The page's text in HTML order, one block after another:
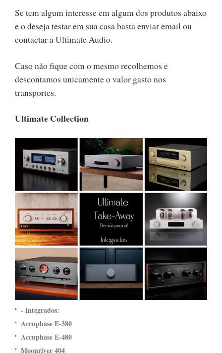
Se tem algum interesse em algum dos produtos abaixo
e o deseja testar em sua casa basta enviar email ou
contactar a Ultimate Audio.
Caso não fique com o mesmo recolhemos e
descontamos unicamente o valor gasto nos
transportes.
Ultimate Collection
- Integrados:
Accuphase E-380
Accuphase E-480
Moonriver 404